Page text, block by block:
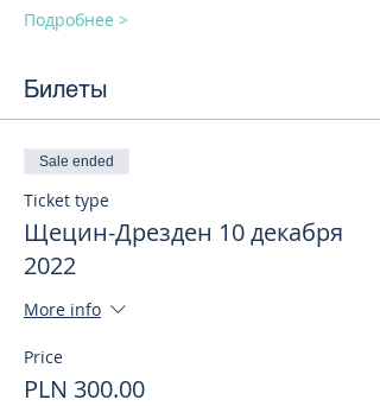
Подробнее >
Билеты
Sale ended
Ticket type
Щецин-Дрезден 10 декабря
2022
More info
Price
PLN 300.00